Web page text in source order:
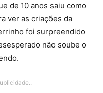
de 10 anos saiu como
ver as criações da
foi surpreendido
não soube o